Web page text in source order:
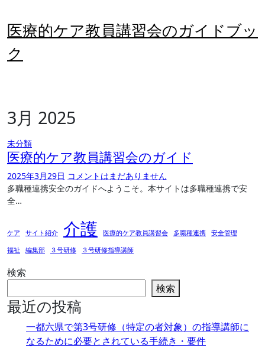
容
を
キ
医療的ケア教員講習会のガイドブッ
ク
3月 2025
未分類
医療的ケア教員講習会のガイド
2025年3月29日 コメントはまだありません
多職種連携安全のガイドへようこそ。本サイトは多職種連携で安
全…
ケア サイト紹介 介護 医療的ケア教員講習会 多職種連携 安全管理
福祉 編集部 ３号研修 ３号研修指導講師
検索
検索
最近の投稿
一都六県で第3号研修（特定の者対象）の指導講師に
なるために必要とされている手続き・要件